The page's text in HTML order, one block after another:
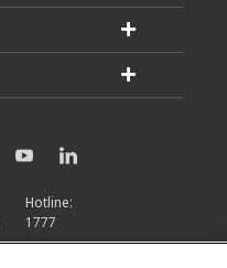
Hotline:
1777